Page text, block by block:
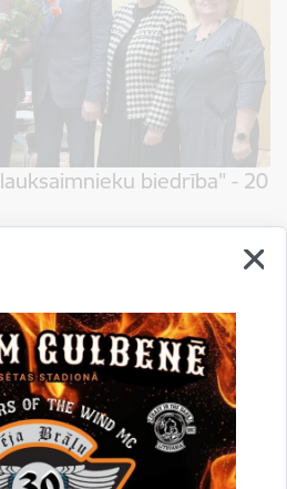
biedrība" - 20
Lauksaimniecība